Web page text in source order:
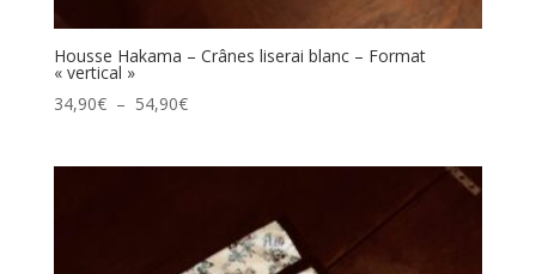
Housse Hakama – Crânes liserai blanc – Format
« vertical »
34,90€ – 54,90€Plage
54,90€